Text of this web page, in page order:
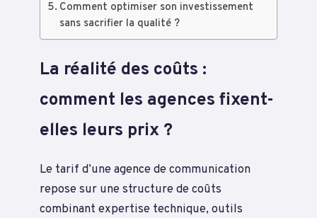
Comment optimiser son investissement
sans sacrifier la qualité ?
La réalité des coûts :
comment les agences fixent-
elles leurs prix ?
Le tarif d’une agence de communication
repose sur une structure de coûts
combinant expertise technique, outils